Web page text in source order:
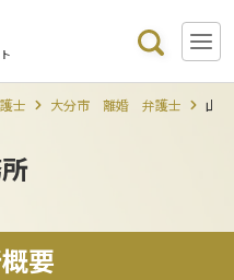
士 大分市 離婚 弁護士 山
要